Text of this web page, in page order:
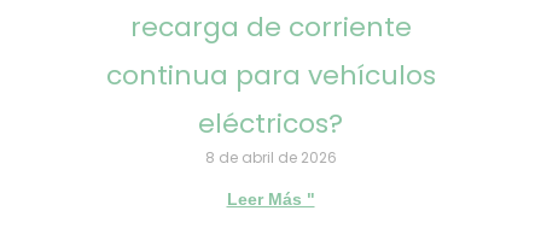
recarga de corriente
continua para vehículos
eléctricos?
8 de abril de 2026
Leer Más "